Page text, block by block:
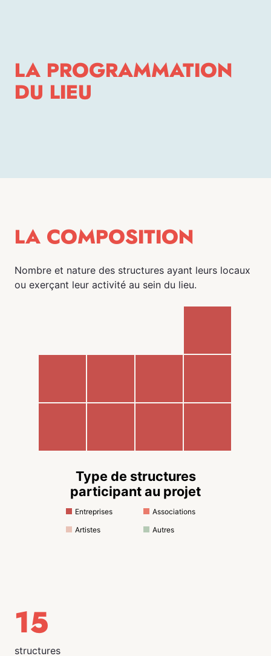
LA PROGRAMMATION
DU LIEU
LA COMPOSITION
Nombre et nature des structures ayant leurs locaux
ou exerçant leur activité au sein du lieu.
Type de structures
participant au projet
Entreprises
Associations
Artistes
Autres
15
structures